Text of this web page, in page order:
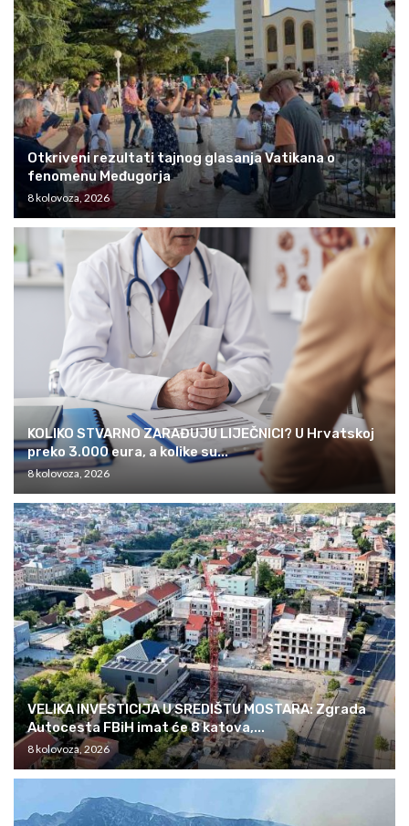
Otkriveni rezultati tajnog glasanja Vatikana o
fenomenu Međugorja
8 kolovoza, 2026
KOLIKO STVARNO ZARAĐUJU LIJEČNICI? U Hrvatskoj
preko 3.000 eura, a kolike su...
8 kolovoza, 2026
VELIKA INVESTICIJA U SREDIŠTU MOSTARA: Zgrada
Autocesta FBiH imat će 8 katova,...
8 kolovoza, 2026